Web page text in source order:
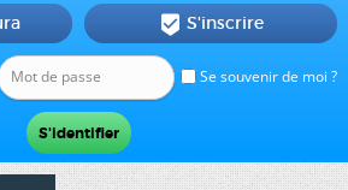
Se souvenir de moi ?
 S'inscrire